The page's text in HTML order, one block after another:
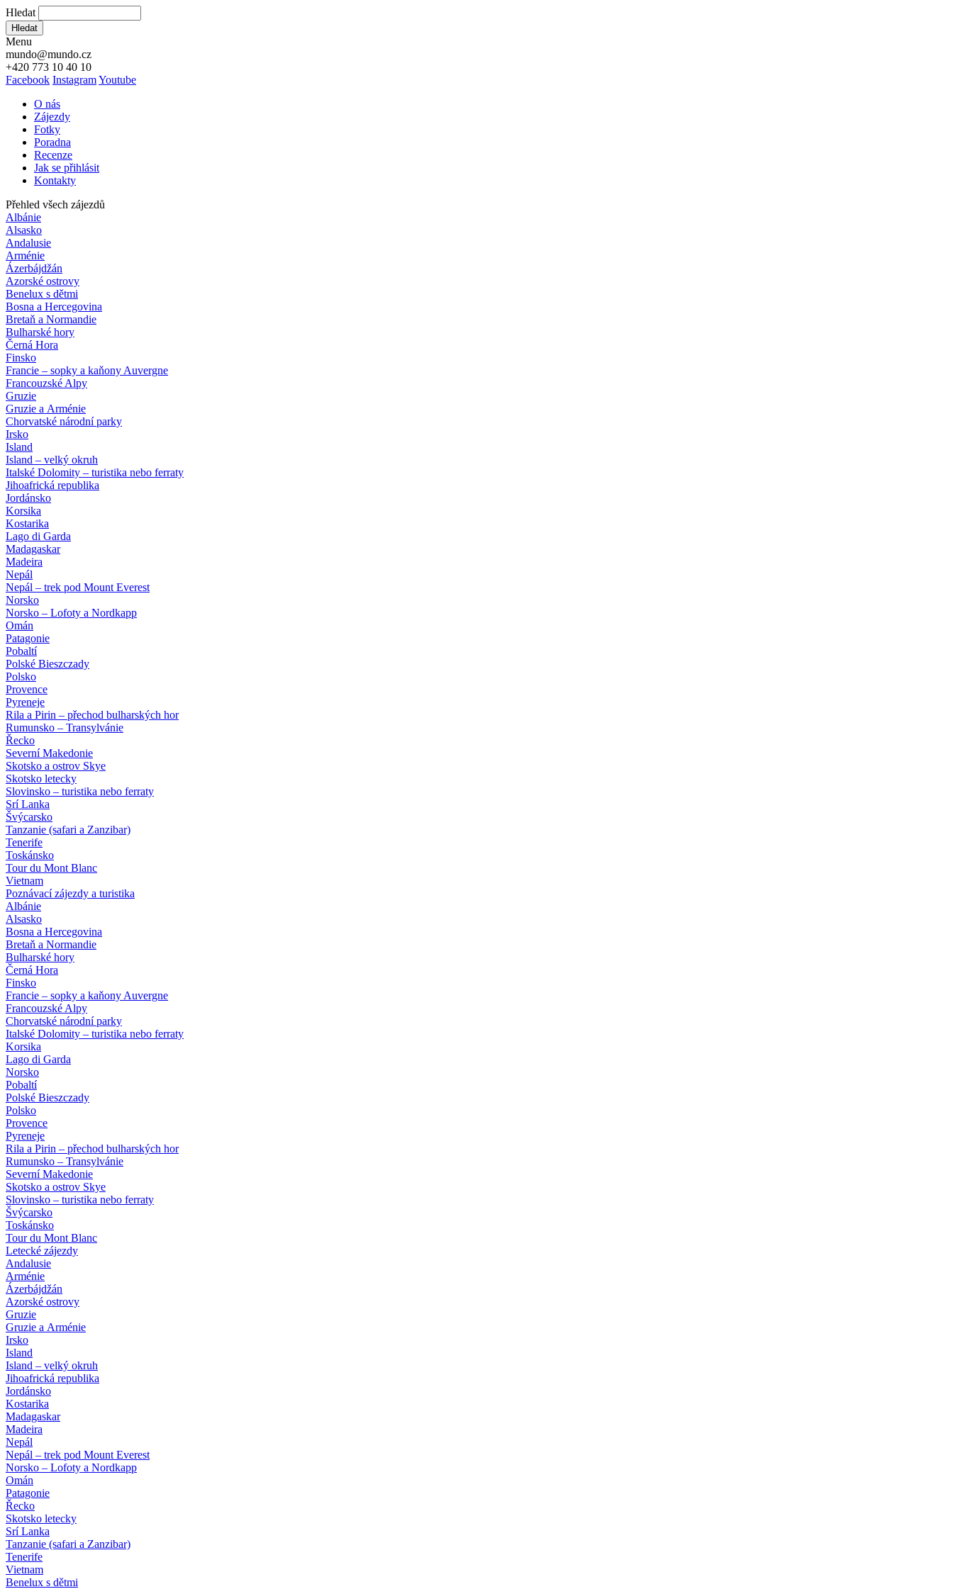
Hledat
Hledat
Menu
mundo@mundo.cz
+420 773 10 40 10
Facebook InstagramYoutube
O nás
Zájezdy
Fotky
Poradna
Recenze
Jak se přihlásit
Kontakty
Přehled všech zájezdů
Albánie
Alsasko
Andalusie
Arménie
Ázerbájdžán
Azorské ostrovy
Benelux s dětmi
Bosna a Hercegovina
Bretaň a Normandie
Bulharské hory
Černá Hora
Finsko
Francie – sopky a kaňony Auvergne
Francouzské Alpy
Gruzie
Gruzie a Arménie
Chorvatské národní parky
Irsko
Island
Island – velký okruh
Italské Dolomity – turistika nebo ferraty
Jihoafrická republika
Jordánsko
Korsika
Kostarika
Lago di Garda
Madagaskar
Madeira
Nepál
Nepál – trek pod Mount Everest
Norsko
Norsko – Lofoty a Nordkapp
Omán
Patagonie
Pobaltí
Polské Bieszczady
Polsko
Provence
Pyreneje
Rila a Pirin – přechod bulharských hor
Rumunsko – Transylvánie
Řecko
Severní Makedonie
Skotsko a ostrov Skye
Skotsko letecky
Slovinsko – turistika nebo ferraty
Srí Lanka
Švýcarsko
Tanzanie (safari a Zanzibar)
Tenerife
Toskánsko
Tour du Mont Blanc
Vietnam
Poznávací zájezdy a turistika
Albánie
Alsasko
Bosna a Hercegovina
Bretaň a Normandie
Bulharské hory
Černá Hora
Finsko
Francie – sopky a kaňony Auvergne
Francouzské Alpy
Chorvatské národní parky
Italské Dolomity – turistika nebo ferraty
Korsika
Lago di Garda
Norsko
Pobaltí
Polské Bieszczady
Polsko
Provence
Pyreneje
Rila a Pirin – přechod bulharských hor
Rumunsko – Transylvánie
Severní Makedonie
Skotsko a ostrov Skye
Slovinsko – turistika nebo ferraty
Švýcarsko
Toskánsko
Tour du Mont Blanc
Letecké zájezdy
Andalusie
Arménie
Ázerbájdžán
Azorské ostrovy
Gruzie
Gruzie a Arménie
Irsko
Island
Island – velký okruh
Jihoafrická republika
Jordánsko
Kostarika
Madagaskar
Madeira
Nepál
Nepál – trek pod Mount Everest
Norsko – Lofoty a Nordkapp
Omán
Patagonie
Řecko
Skotsko letecky
Srí Lanka
Tanzanie (safari a Zanzibar)
Tenerife
Vietnam
Benelux s dětmi